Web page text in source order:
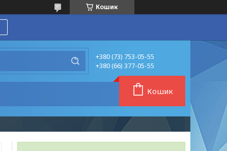
Кошик
+380 (73) 753-05-55
+380 (66) 377-05-55
Кошик